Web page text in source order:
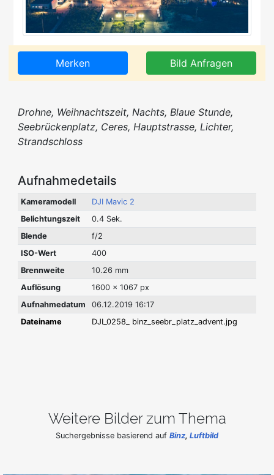
Merken Bild Anfragen
Drohne, Weihnachtszeit, Nachts, Blaue Stunde,
Seebrückenplatz, Ceres, Hauptstrasse, Lichter,
Strandschloss
Aufnahmedetails
Kameramodell
DJI Mavic 2
Belichtungszeit
0.4 Sek.
Blende
f/2
ISO-Wert
400
Brennweite
10.26 mm
Auflösung
1600 x 1067 px
Aufnahmedatum
06.12.2019 16:17
Dateiname
DJI_0258_ binz_seebr_platz_advent.jpg
Weitere Bilder zum Thema
Suchergebnisse basierend auf Binz, Luftbild